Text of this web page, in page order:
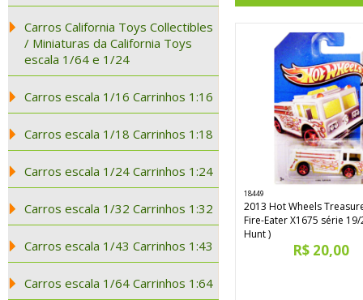
Carros California Toys Collectibles
/ Miniaturas da California Toys
escala 1/64 e 1/24
Carros escala 1/16 Carrinhos 1:16
Carros escala 1/18 Carrinhos 1:18
Carros escala 1/24 Carrinhos 1:24
Carros escala 1/32 Carrinhos 1:32
Carros escala 1/43 Carrinhos 1:43
Carros escala 1/64 Carrinhos 1:64
18449
2013 Hot Wheels
Fire-Eater X1675 série 19/
Hunt )
R$ 20,00